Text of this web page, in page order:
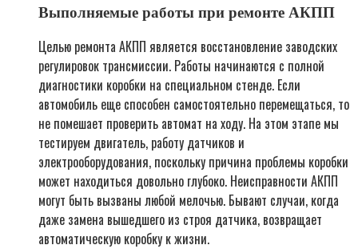
Выполняемые работы при ремонте АКПП
Целью ремонта АКПП является восстановление заводских
регулировок трансмиссии. Работы начинаются с полной
диагностики коробки на специальном стенде. Если
автомобиль еще способен самостоятельно перемещаться, то
не помешает проверить автомат на ходу. На этом этапе мы
тестируем двигатель, работу датчиков и
электрооборудования, поскольку причина проблемы коробки
может находиться довольно глубоко. Неисправности АКПП
могут быть вызваны любой мелочью. Бывают случаи, когда
даже замена вышедшего из строя датчика, возвращает
автоматическую коробку к жизни.